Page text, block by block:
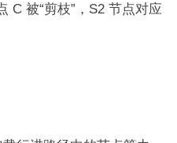
C 被“剪枝”，S2 节点对应